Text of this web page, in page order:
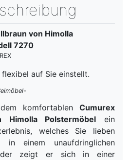
von Himolla
7270
auf Sie einstellt.
komfortablen Cumurex
Polstermöbel ein
welches Sie lieben
in einem unaufdringlichen
zeigt er sich in einer